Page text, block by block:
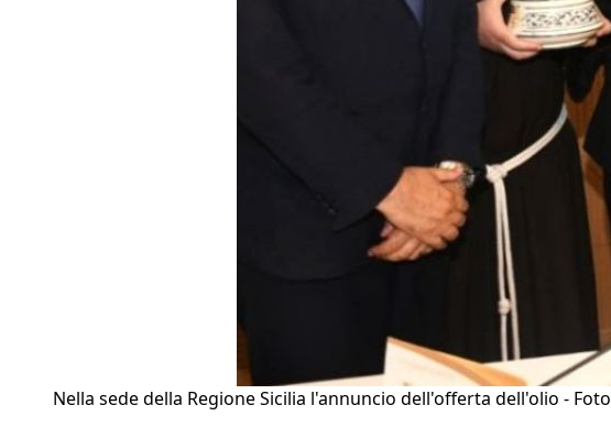
Nella sede della Regione Sicilia l'annuncio dell'offerta dell'olio -